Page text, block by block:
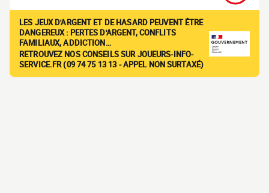
LES JEUX D'ARGENT ET DE HASARD PEUVENT ÊTRE
DANGEREUX : PERTES D'ARGENT, CONFLITS
FAMILIAUX, ADDICTION…
RETROUVEZ NOS CONSEILS SUR JOUEURS-INFO-
SERVICE.FR (09 74 75 13 13 - APPEL NON SURTAXÉ)